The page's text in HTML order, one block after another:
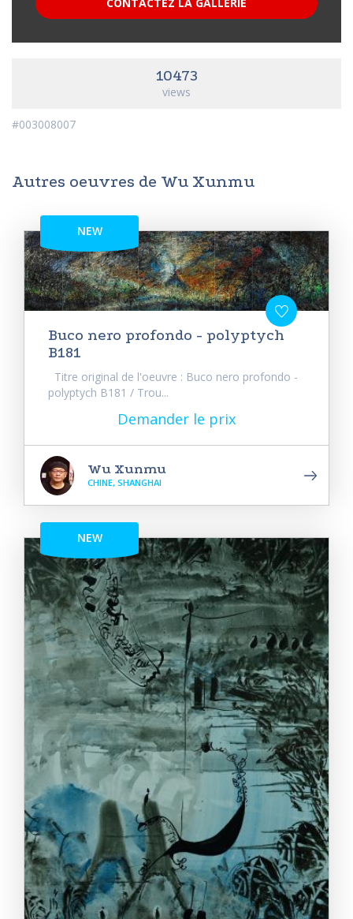
10473
views
#003008007
Autres oeuvres de Wu Xunmu
NEW
Buco nero profondo - polyptych
B181
Titre original de l'oeuvre : Buco nero profondo -
polyptych B181 / Trou...
Demander le prix
Wu Xunmu
CHINE, SHANGHAI
NEW